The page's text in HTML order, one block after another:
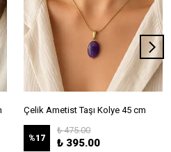
Çelik Ametist Taşı Kolye 45 cm
%17
₺ 475.00
₺ 395.00